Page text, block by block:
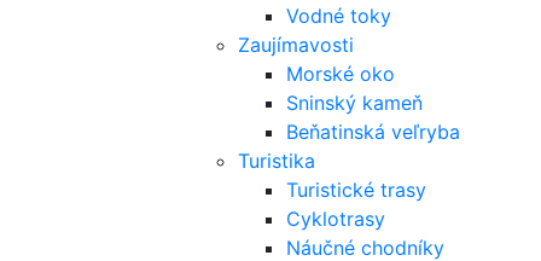
Vodné toky
Zaujímavosti
Morské oko
Sninský kameň
Beňatinská veľryba
Turistika
Turistické trasy
Cyklotrasy
Náučné chodníky